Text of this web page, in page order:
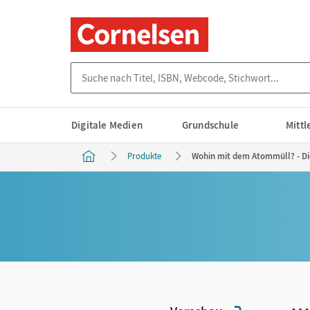
Digitale Medien Grundschule
Produkte Wohin mit dem Atommüll? -